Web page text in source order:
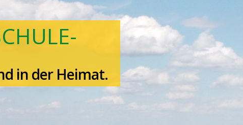
in der Heimat.